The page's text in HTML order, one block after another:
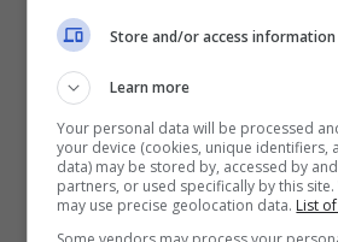
PALERMO: 65 (top in 14
ROMA: 70 (uscito in 14
TORINO: 49 (top in 16
VENEZIA: 54 (presente in 14
NAZIONALE: 2 (uscito in 18
Store and/or access information
Learn more
Your personal data will be processed
your device (cookies, unique identifiers,
data) may be stored by, accessed by
partners, or used specifically by this
may use precise geolocation data. List